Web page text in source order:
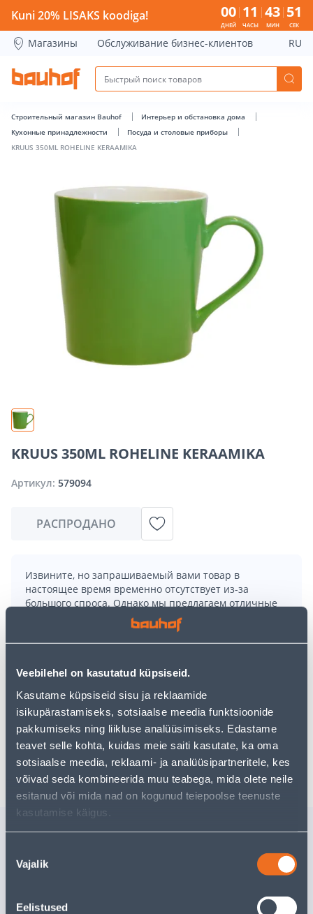
Veebilehel on kasutatud küpsiseid.
Kasutame küpsiseid sisu ja reklaamide
isikupärastamiseks, sotsiaalse meedia funktsioonide
pakkumiseks ning liikluse analüüsimiseks. Edastame
teavet selle kohta, kuidas meie saiti kasutate, ka oma
sotsiaalse meedia, reklaami- ja analüüsipartneritele, kes
võivad seda kombineerida muu teabega, mida olete neile
esitanud või mida nad on kogunud teiepoolse teenuste
kasutamise käigus.
valik
Vajalik
Eelistused
KRUUS 350ML ROHELINE KERAAMIKA - Bauhof has loaded
Kuni 20% LISAKS koodiga! 00
ДНЕЙ
11
ЧАСЫ
43
МИН
50
СЕК
Магазины Обслуживание бизнес-клиентов RU
Строительный магазин Bauhof
Интерьер и обстановка дома
Кухонные принадлежности
Посуда и столовые приборы
KRUUS 350ML ROHELINE KERAAMIKA
KRUUS 350ML ROHELINE KERAAMIKA
Артикул: 579094
РАСПРОДАНО
Извините, но запрашиваемый вами товар в
настоящее время временно отсутствует из-за
большого спроса. Однако мы предлагаем отличные
альтернативы из той же
категории товаров
могут вам понравиться!
Но ваш шопинг не должен заканчиваться здесь - вы
главную страницуили используя нашу мощную
варианты. Удачных покупок!
Доставка невозможна
KOMPL.
Доставка